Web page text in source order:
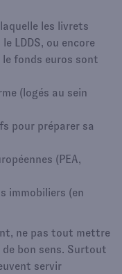
les livrets
LDDS, ou encore
le fonds euros sont
(logés au sein
pour préparer sa
(PEA,
immobiliers (en
ne pas tout mettre
de bon sens. Surtout
servir